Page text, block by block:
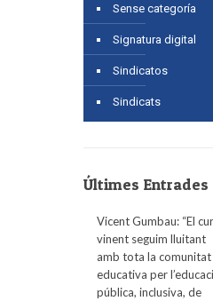
Sense categoría
Signatura digital
Sindicatos
Sindicats
Últimes Entrades
Vicent Gumbau: “El
vinent seguim lluitant
amb tota la comunitat
educativa per
pública, inclusiva, de